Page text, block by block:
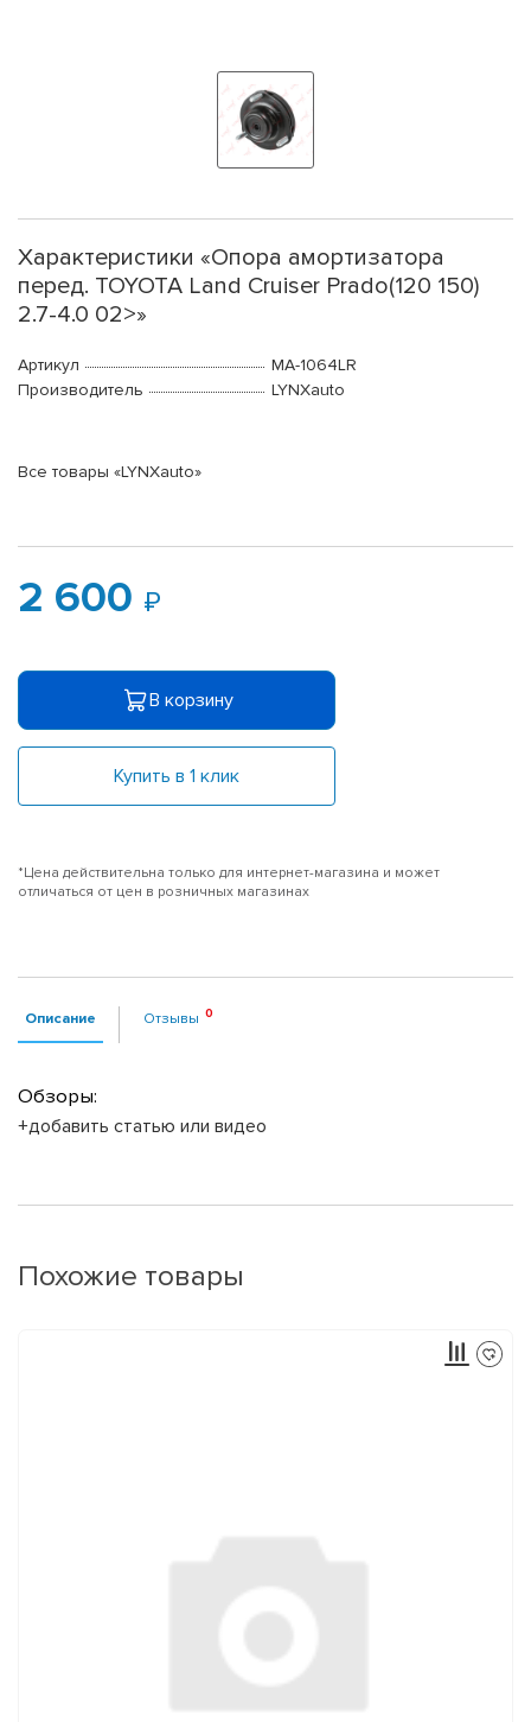
Характеристики «Опора амортизатора
перед. TOYOTA Land Cruiser Prado(120 150)
2.7-4.0 02>»
Артикул
MA-1064LR
Производитель
LYNXauto
Все товары «LYNXauto»
2 600
В корзину
Купить в 1 клик
*Цена действительна только для интернет-магазина и может
отличаться от цен в розничных магазинах
Описание Отзывы
Обзоры:
+добавить статью или видео
Похожие товары